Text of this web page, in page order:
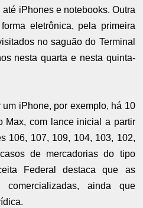
iPhones e notebooks. Outra
eletrônica, pela primeira
no saguão do Terminal
nesta quarta e nesta quinta-
iPhone, por exemplo, há 10
Max, com lance inicial a partir
106, 107, 109, 104, 103, 102,
de mercadorias do tipo
Federal destaca que as
ainda que